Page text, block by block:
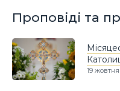
Проповіді та
19 жовтня